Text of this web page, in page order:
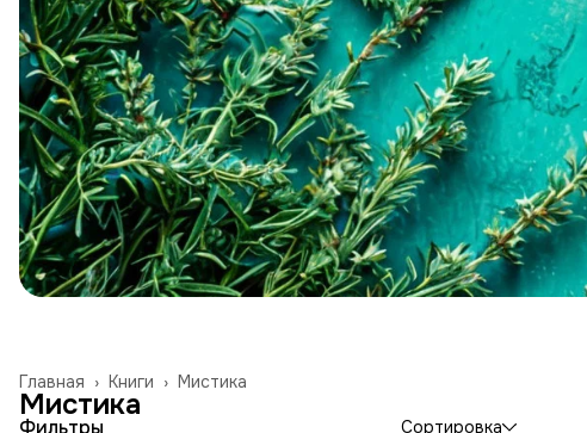
Мистика
Книги ›
Главная ›
Мистика
Фильтры Сортировка